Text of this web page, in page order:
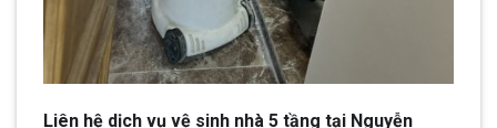
Liên hệ dịch vụ vệ sinh nhà 5 tầng tại Nguyễn